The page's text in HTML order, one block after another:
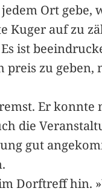
Ort gebe,
Kuger auf zu
ist
preis zu
Er konnte
die
gut
Dorftreff hin.